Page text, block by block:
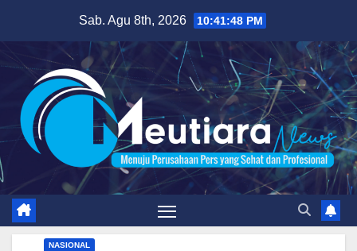
content
Sab. Agu 8th, 2026 10:41:49 PM
NASIONAL